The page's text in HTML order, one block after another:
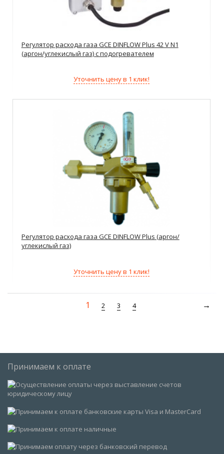
Регулятор расхода газа GCE DINFLOW Plus 42 V N1
(аргон/углекислый газ) с подогревателем
Уточнить цену в 1 клик!
Регулятор расхода газа GCE DINFLOW Plus (аргон/
углекислый газ)
Уточнить цену в 1 клик!
1 2 3 4
Принимаем к оплате